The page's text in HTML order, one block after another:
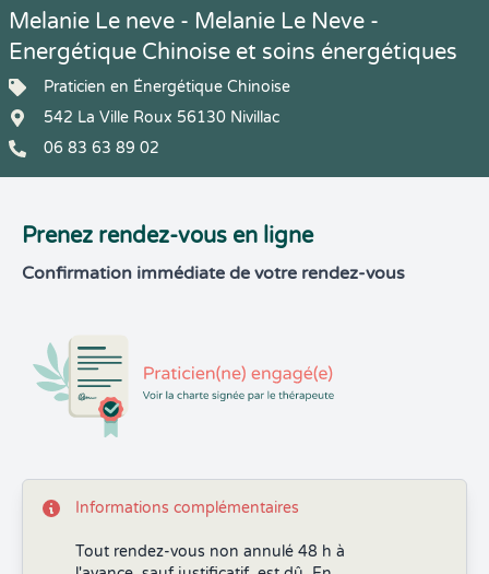
Melanie Le neve - Melanie Le Neve -
Energétique Chinoise et soins énergétiques
Praticien en Énergétique Chinoise
542 La Ville Roux 56130 Nivillac
06 83 63 89 02
Prenez rendez-vous en ligne
Confirmation immédiate de votre rendez-vous
Informations complémentaires
Tout rendez-vous non annulé 48 h à